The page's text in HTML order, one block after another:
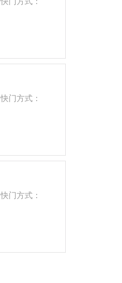
快门方式：
快门方式：